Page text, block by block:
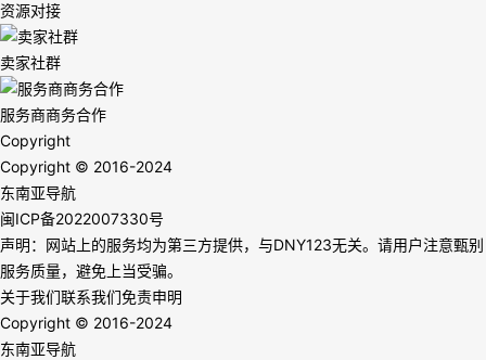
资源对接
卖家社群
服务商商务合作
Copyright
Copyright © 2016-2024
东南亚导航
闽ICP备2022007330号
声明：网站上的服务均为第三方提供，与DNY123无关。请用户注意甄别
服务质量，避免上当受骗。
关于我们联系我们免责申明
Copyright © 2016-2024
东南亚导航